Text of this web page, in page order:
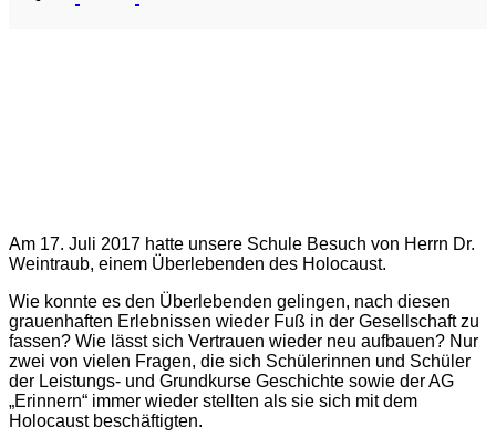
Am 17. Juli 2017 hatte unsere Schule Besuch von Herrn Dr.
Weintraub, einem Überlebenden des Holocaust.
Wie konnte es den Überlebenden gelingen, nach diesen
grauenhaften Erlebnissen wieder Fuß in der Gesellschaft zu
fassen? Wie lässt sich Vertrauen wieder neu aufbauen? Nur
zwei von vielen Fragen, die sich Schülerinnen und Schüler
der Leistungs- und Grundkurse Geschichte sowie der AG
„Erinnern“ immer wieder stellten als sie sich mit dem
Holocaust beschäftigten.